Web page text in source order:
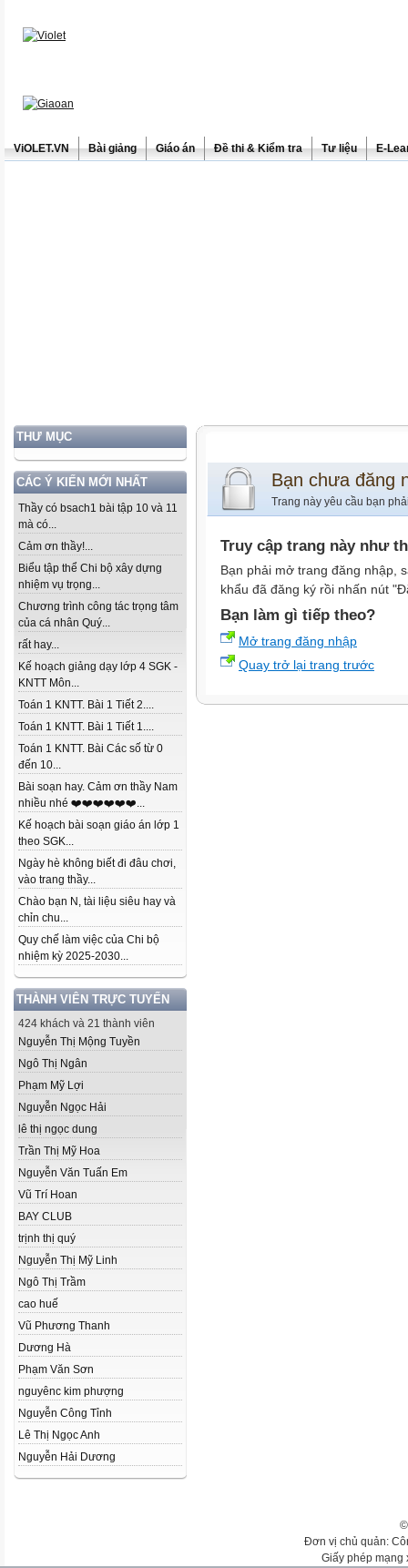
ViOLET.VN Bài giảng Giáo án Đề thi & Kiểm tra Tư liệu E-
THƯ MỤC
CÁC Ý KIẾN MỚI NHẤT
Thầy có bsach1 bài tập 10 và 11
mà có...
Cảm ơn thầy!...
Biểu tập thể Chi bộ xây dựng
nhiệm vụ trọng...
Chương trình công tác trọng tâm
của cá nhân Quý...
rất hay...
Kế hoạch giảng dạy lớp 4 SGK -
KNTT Môn...
Toán 1 KNTT. Bài 1 Tiết 2....
Toán 1 KNTT. Bài 1 Tiết 1....
Toán 1 KNTT. Bài Các số từ 0
đến 10...
Bài soạn hay. Cảm ơn thầy Nam
nhiều nhé ❤️❤️❤️❤️❤️❤️...
Kế hoạch bài soạn giáo án lớp 1
theo SGK...
Ngày hè không biết đi đâu chơi,
vào trang thầy...
Chào bạn N, tài liệu siêu hay và
chỉn chu...
Quy chế làm việc của Chi bộ
nhiệm kỳ 2025-2030...
THÀNH VIÊN TRỰC TUYẾN
424 khách và 21 thành viên
Nguyễn Thị Mộng Tuyền
Ngô Thị Ngân
Phạm Mỹ Lợi
Nguyễn Ngọc Hải
lê thị ngọc dung
Trần Thị Mỹ Hoa
Nguyễn Văn Tuấn Em
Vũ Trí Hoan
BAY CLUB
trịnh thị quý
Nguyễn Thị Mỹ Linh
Ngô Thị Trầm
cao huế
Vũ Phương Thanh
Dương Hà
Phạm Văn Sơn
nguyênc kim phượng
Nguyễn Công Tỉnh
Lê Thị Ngọc Anh
Nguyễn Hải Dương
Bạn chưa đăng
Trang này yêu cầu bạn
Truy cập trang này như
Bạn phải mở trang đăng nhập,
khẩu đã đăng ký rồi nhấn nút
Bạn làm gì tiếp theo?
Mở trang đăng nhập
Quay trở lại trang trước
Đơn vị chủ quản:
Giấy phép mạng